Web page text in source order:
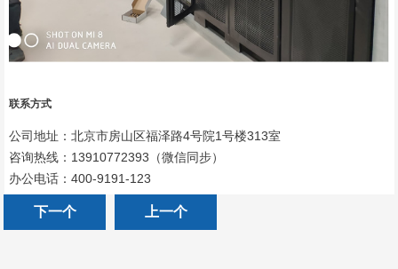
联系方式
公司地址：北京市房山区福泽路4号院1号楼313室
咨询热线：13910772393（微信同步）
办公电话：400-9191-123
下一个 上一个